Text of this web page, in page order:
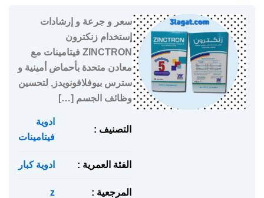
سعر و جرعة و إرشادات
إستخدام زنكترون
ZINCTRON فيتامينات مع
معادن متحدة بأحماض أمينية و
سترس بيوفلافونويدز, لتحسين
وظائف الجسم […]
التصنيف :
ادوية
فيتامينات
الفئة العمرية : ادوية كبار
المرجعية : z